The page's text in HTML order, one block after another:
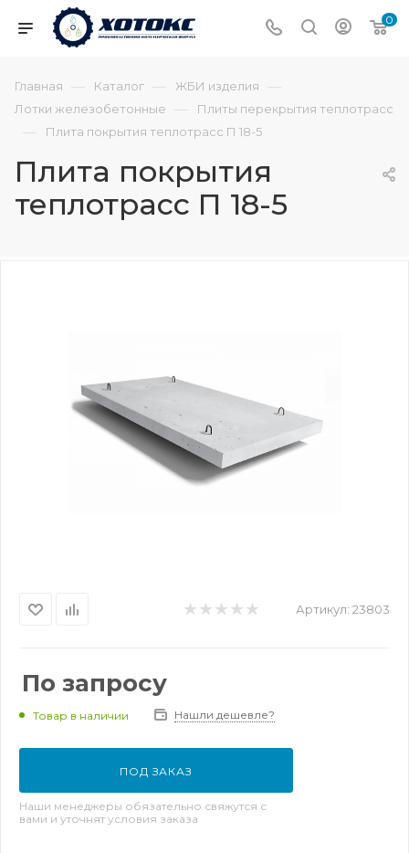
0
Главная — Каталог — ЖБИ изделия —
Лотки железобетонные — Плиты перекрытия теплотрасс
— Плита покрытия теплотрасс П 18-5
Плита покрытия
теплотрасс П 18-5
Артикул: 23803
По запросу
Товар в наличии Нашли дешевле?
ПОД ЗАКАЗ
Наши менеджеры обязательно свяжутся с
вами и уточнят условия заказа